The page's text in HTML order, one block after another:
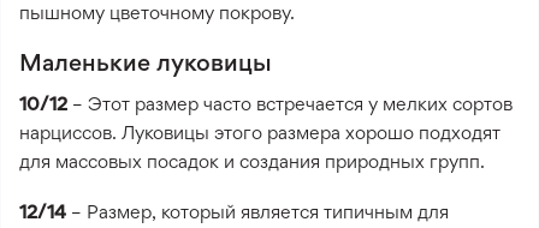
пышному цветочному покрову.
Маленькие луковицы
10/12 – Этот размер часто встречается у мелких сортов
нарциссов. Луковицы этого размера хорошо подходят
для массовых посадок и создания природных групп.
12/14 – Размер, который является типичным для